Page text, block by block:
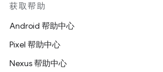
获取帮助
Android 帮助中心
Pixel 帮助中心
Nexus 帮助中心